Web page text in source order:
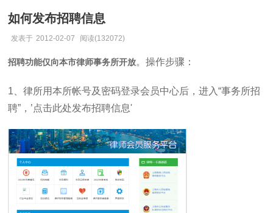
如何发布招聘信息
发表于 2012-02-07 阅读(132072)
招聘功能仅向本市律师事务所开放。操作步骤：
1、律所用本所帐号及密码登录会员中心后，进入“事务所招
聘”，’点击此处发布招聘信息'